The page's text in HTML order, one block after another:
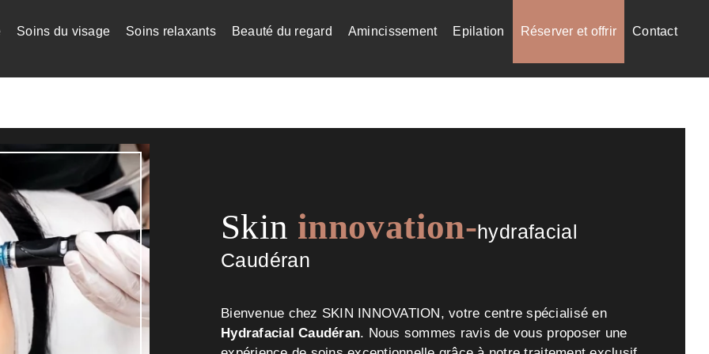
Soins du visage Soins relaxants Beauté du regard Amincissement Epilation Réserver et offrir Contact
Skin innovation-hydrafacial
Caudéran
Bienvenue chez SKIN INNOVATION, votre centre spécialisé en
Hydrafacial Caudéran. Nous sommes ravis de vous proposer une